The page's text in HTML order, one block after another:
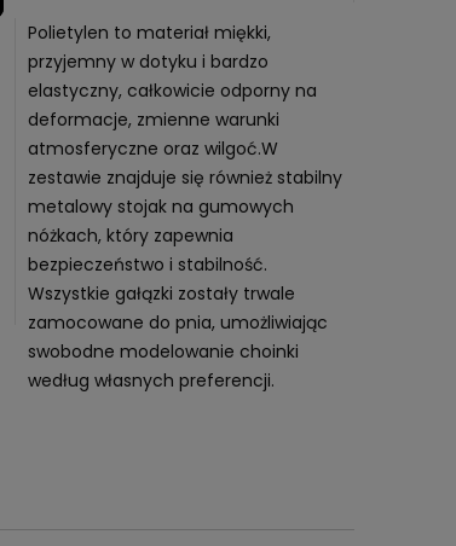
Polietylen to materiał miękki,
przyjemny w dotyku i bardzo
elastyczny, całkowicie odporny na
deformacje, zmienne warunki
atmosferyczne oraz wilgoć.W
zestawie znajduje się również stabilny
metalowy stojak na gumowych
nóżkach, który zapewnia
bezpieczeństwo i stabilność.
Wszystkie gałązki zostały trwale
zamocowane do pnia, umożliwiając
swobodne modelowanie choinki
według własnych preferencji.